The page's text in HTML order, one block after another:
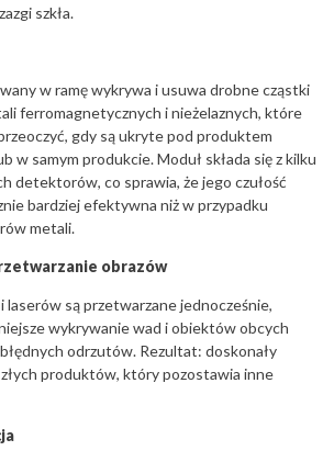
szkła.
w ramę wykrywa i usuwa drobne cząstki
ferromagnetycznych i nieżelaznych, które
gdy są ukryte pod produktem
w samym produkcie. Moduł składa się z kilku
detektorów, co sprawia, że ​​jego czułość
bardziej efektywna niż w przypadku
metali.
obrazów
laserów są przetwarzane jednocześnie,
wykrywanie wad i obiektów obcych
odrzutów. Rezultat: doskonały
produktów, który pozostawia inne